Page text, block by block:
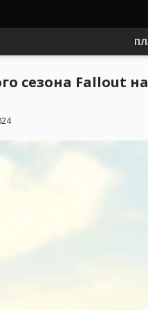
сезона Fallout